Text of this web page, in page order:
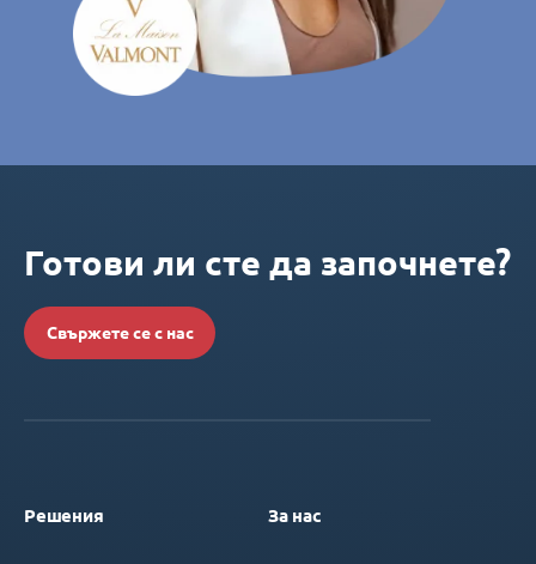
Готови ли сте да започнете?
Свържете се с нас
Решения За нас